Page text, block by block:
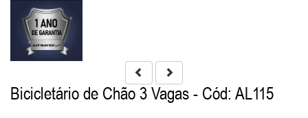
Bicicletário de Chão 3 Vagas - Cód: AL115